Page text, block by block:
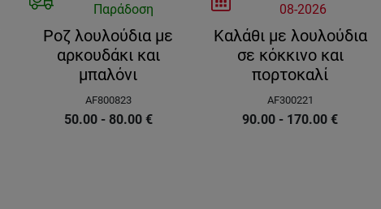
Παράδοση
Ροζ λουλούδια με
αρκουδάκι και
μπαλόνι
AF800823
50.00 - 80.00 €
08-2026
Καλάθι με λουλούδια
σε κόκκινο και
πορτοκαλί
AF300221
90.00 - 170.00 €